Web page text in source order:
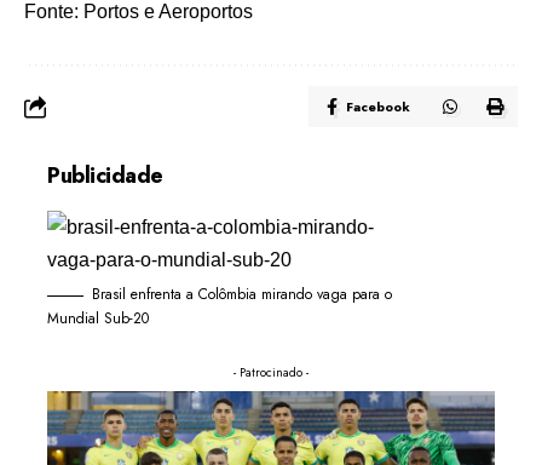
Fonte: Portos e Aeroportos
Facebook
Publicidade
Brasil enfrenta a Colômbia mirando vaga para o
Mundial Sub-20
- Patrocinado -